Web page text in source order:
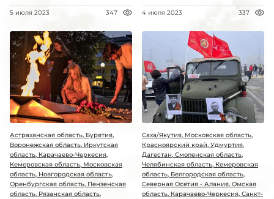
5 июля 2023 347 4 июля 2023 337
Астраханская область, Бурятия,
Воронежская область, Иркутская
область, Карачаево-Черкесия,
Кемеровская область, Московская
область, Новгородская область,
Оренбургская область, Пензенская
область, Рязанская область,
Саха/Якутия, Московская область,
Красноярский край, Удмуртия,
Дагестан, Смоленская область,
Челябинская область, Кемеровская
область, Белгородская область,
Северная Осетия - Алания, Омская
область, Карачаево-Черкесия, Санкт-